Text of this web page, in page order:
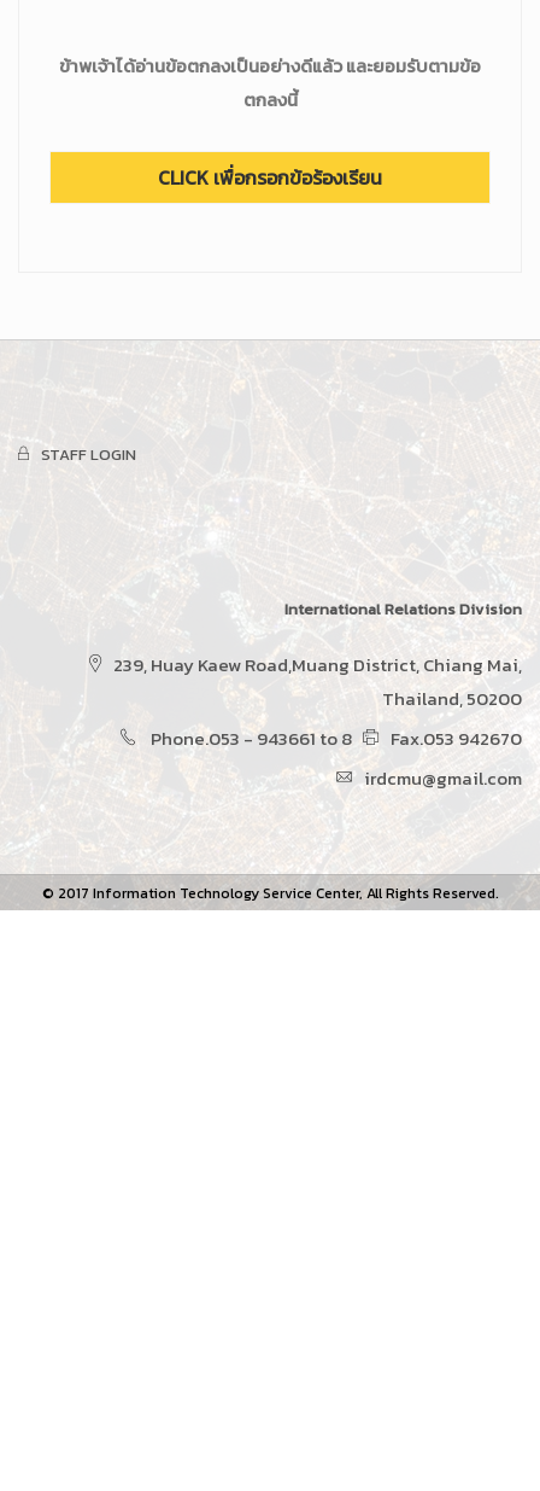
ข้าพเจ้าได้อ่านข้อตกลงเป็นอย่างดีแล้ว และยอมรับตามข้อ
ตกลงนี้
STAFF LOGIN
International Relations Division
239, Huay Kaew Road,Muang District, Chiang Mai,
Thailand, 50200
Phone.053 - 943661 to 8
Fax.053 942670
irdcmu@gmail.com
© 2017 Information Technology Service Center, All Rights Reserved.